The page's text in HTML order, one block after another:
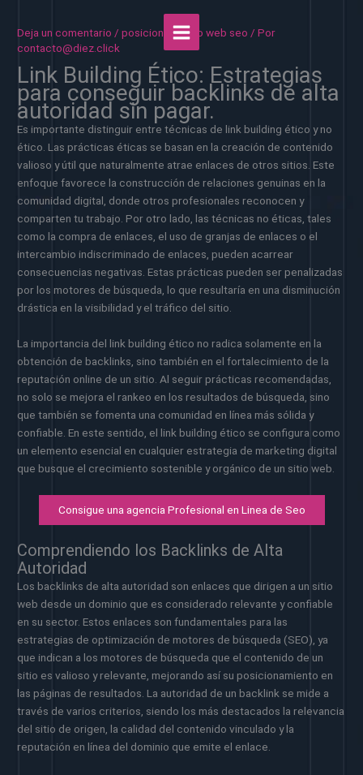
contenido
Deja un comentario /posicionamiento web seo / Por
contacto@diez.click
Link Building Ético: Estrategias
para conseguir backlinks de alta
autoridad sin pagar.
Es importante distinguir entre técnicas de link building ético y no
ético. Las prácticas éticas se basan en la creación de contenido
valioso y útil que naturalmente atrae enlaces de otros sitios. Este
enfoque favorece la construcción de relaciones genuinas en la
comunidad digital, donde otros profesionales reconocen y
comparten tu trabajo. Por otro lado, las técnicas no éticas, tales
como la compra de enlaces, el uso de granjas de enlaces o el
intercambio indiscriminado de enlaces, pueden acarrear
consecuencias negativas. Estas prácticas pueden ser penalizadas
por los motores de búsqueda, lo que resultaría en una disminución
drástica en la visibilidad y el tráfico del sitio.
La importancia del link building ético no radica solamente en la
obtención de backlinks, sino también en el fortalecimiento de la
reputación online de un sitio. Al seguir prácticas recomendadas,
no solo se mejora el rankeo en los resultados de búsqueda, sino
que también se fomenta una comunidad en línea más sólida y
confiable. En este sentido, el link building ético se configura como
un elemento esencial en cualquier estrategia de marketing digital
que busque el crecimiento sostenible y orgánico de un sitio web.
Consigue una agencia Profesional en Linea de Seo
Comprendiendo los Backlinks de Alta
Autoridad
Los backlinks de alta autoridad son enlaces que dirigen a un sitio
web desde un dominio que es considerado relevante y confiable
en su sector. Estos enlaces son fundamentales para las
estrategias de optimización de motores de búsqueda (SEO), ya
que indican a los motores de búsqueda que el contenido de un
sitio es valioso y relevante, mejorando así su posicionamiento en
las páginas de resultados. La autoridad de un backlink se mide a
través de varios criterios, siendo los más destacados la relevancia
del sitio de origen, la calidad del contenido vinculado y la
reputación en línea del dominio que emite el enlace.